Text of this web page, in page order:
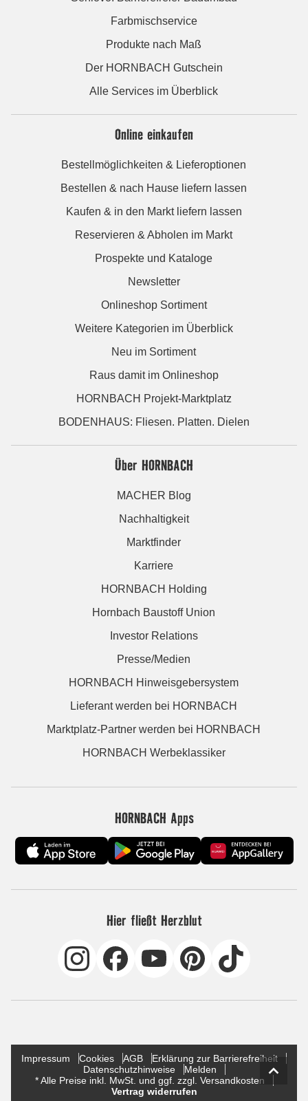
Farbmischservice
Produkte nach Maß
Der HORNBACH Gutschein
Alle Services im Überblick
Online einkaufen
Bestellmöglichkeiten & Lieferoptionen
Bestellen & nach Hause liefern lassen
Kaufen & in den Markt liefern lassen
Reservieren & Abholen im Markt
Prospekte und Kataloge
Newsletter
Onlineshop Sortiment
Weitere Kategorien im Überblick
Neu im Sortiment
Raus damit im Onlineshop
HORNBACH Projekt-Marktplatz
BODENHAUS: Fliesen. Platten. Dielen
Über HORNBACH
MACHER Blog
Nachhaltigkeit
Marktfinder
Karriere
HORNBACH Holding
Hornbach Baustoff Union
Investor Relations
Presse/Medien
HORNBACH Hinweisgebersystem
Lieferant werden bei HORNBACH
Marktplatz-Partner werden bei HORNBACH
HORNBACH Werbeklassiker
HORNBACH Apps
Hier fließt Herzblut
Impressum Cookies AGB
Erklärung zur Barrierefreiheit
Datenschutzhinweise
Melden
* Alle Preise inkl. MwSt. und ggf. zzgl. Versandkosten
Vertrag widerrufen